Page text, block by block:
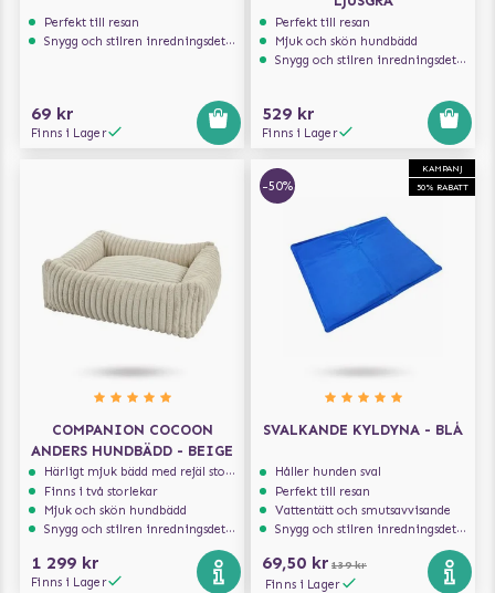
Perfekt till resan
Snygg och stilren inredningsdetalj
69 kr
Finns i Lager
Perfekt till resan
Mjuk och skön hundbädd
Snygg och stilren inredningsdetalj
529 kr
Finns i Lager
COMPANION COCOON
ANDERS HUNDBÄDD - BEIGE
Härligt mjuk bädd med rejäl stoppning som håller formen
Finns i två storlekar
Mjuk och skön hundbädd
Snygg och stilren inredningsdetalj
1 299 kr
Finns i Lager
KAMPANJ
50% RABATT
-50%
SVALKANDE KYLDYNA - BLÅ
Håller hunden sval
Perfekt till resan
Vattentätt och smutsavvisande
Snygg och stilren inredningsdetalj
69,50 kr 139 kr
Finns i Lager